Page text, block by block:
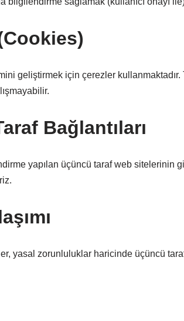
geliştirmek için çerezler kullanmaktadır.
Bağlantıları
yapılan üçüncü taraf web sitelerinin
yasal zorunluluklar haricinde üçüncü